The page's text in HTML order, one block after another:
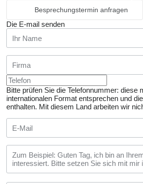
Besprechungstermin anfragen
Die E-mail senden
Bitte prüfen Sie die Telefonnummer: diese
internationalen Format entsprechen und
enthalten. Mit diesem Land arbeiten wir